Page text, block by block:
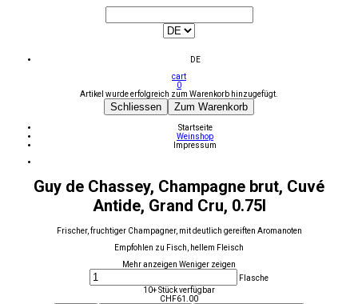
DE
cart
0
Artikel wurde erfolgreich zum Warenkorb hinzugefügt.
Schliessen Zum Warenkorb
Startseite
Weinshop
Impressum
Guy de Chassey, Champagne brut, Cuvé
Antide, Grand Cru, 0.75l
Frischer, fruchtiger Champagner, mit deutlich gereiften Aromanoten
Empfohlen zu Fisch, hellem Fleisch
Mehr anzeigen Weniger zeigen
Flasche
10+ Stück verfügbar
CHF61.00